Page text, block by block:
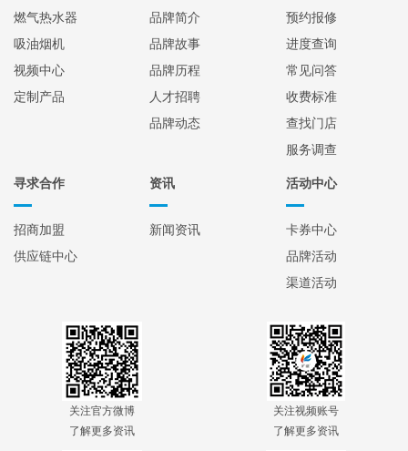
燃气热水器
吸油烟机
视频中心
定制产品
品牌简介
品牌故事
品牌历程
人才招聘
品牌动态
预约报修
进度查询
常见问答
收费标准
查找门店
服务调查
寻求合作
招商加盟
供应链中心
资讯
新闻资讯
活动中心
卡券中心
品牌活动
渠道活动
关注官方微博
了解更多资讯
关注视频账号
了解更多资讯